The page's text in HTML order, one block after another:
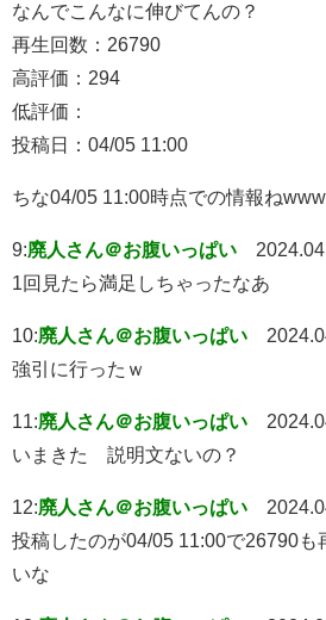
なんでこんなに伸びてんの？
再生回数：26790
高評価：294
低評価：
投稿日：04/05 11:00
ちな04/05 11:00時点での情報ねwww
9:廃人さん＠お腹いっぱい
1回見たら満足しちゃったなあ
10:廃人さん＠お腹いっぱい
強引に行ったｗ
11:廃人さん＠お腹いっぱい
いまきた 説明文ないの？
12:廃人さん＠お腹いっぱい
投稿したのが04/05 11:00で26790も
いな